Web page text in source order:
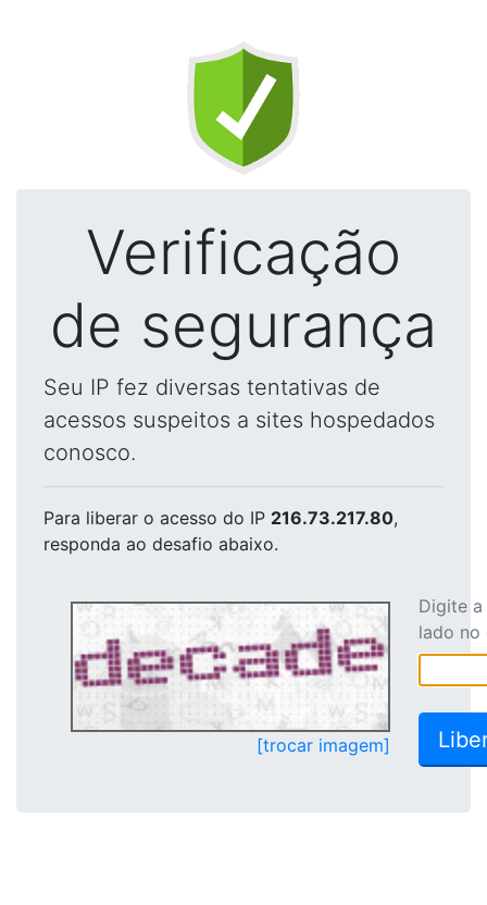
Verificação
de segurança
Seu IP fez diversas tentativas de
acessos suspeitos a sites hospedados
conosco.
Para liberar o acesso do IP 216.73.217.80,
responda ao desafio abaixo.
[trocar imagem]
Digite
lado no